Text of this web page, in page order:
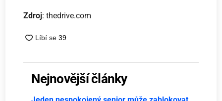
Zdroj: thedrive.com
Nejnovější články